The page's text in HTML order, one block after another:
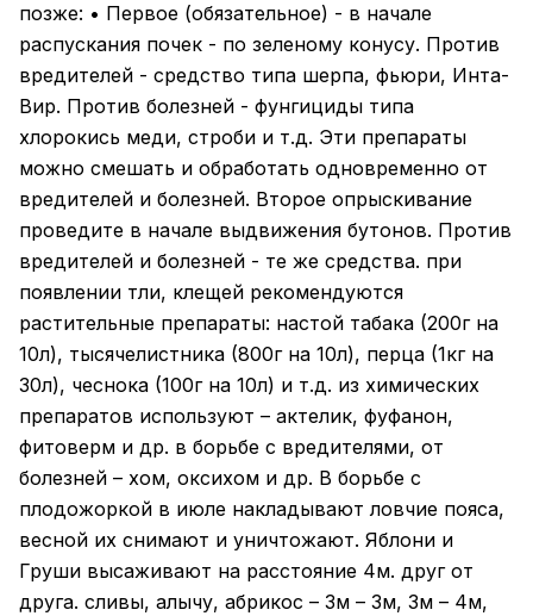
позже: • Первое (обязательное) - в начале
распускания почек - по зеленому конусу. Против
вредителей - средство типа шерпа, фьюри, Инта-
Вир. Против болезней - фунгициды типа
хлорокись меди, строби и т.д. Эти препараты
можно смешать и обработать одновременно от
вредителей и болезней. Второе опрыскивание
проведите в начале выдвижения бутонов. Против
вредителей и болезней - те же средства. при
появлении тли, клещей рекомендуются
растительные препараты: настой табака (200г на
10л), тысячелистника (800г на 10л), перца (1кг на
30л), чеснока (100г на 10л) и т.д. из химических
препаратов используют – актелик, фуфанон,
фитоверм и др. в борьбе с вредителями, от
болезней – хом, оксихом и др. В борьбе с
плодожоркой в июле накладывают ловчие пояса,
весной их снимают и уничтожают. Яблони и
Груши высаживают на расстояние 4м. друг от
друга. сливы, алычу, абрикос – 3м – 3м, 3м – 4м,